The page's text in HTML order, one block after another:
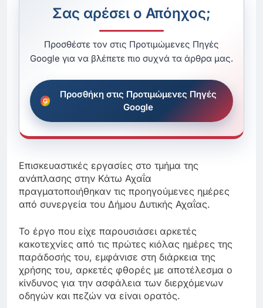
Σας αρέσει ο Απόηχος;
Προσθέστε τον στις Προτιμώμενες Πηγές
Google για να βλέπετε πιο συχνά τα άρθρα μας.
Προσθήκη στις Προτιμώμενες Πηγές
Google
Επισκευαστικές εργασίες στο τμήμα της
ανάπλασης στην Κάτω Αχαΐα
πραγματοποιήθηκαν τις προηγούμενες ημέρες
από συνεργεία του Δήμου Δυτικής Αχαΐας.
Το έργο που είχε παρουσιάσει αρκετές
κακοτεχνίες από τις πρώτες κιόλας ημέρες της
παράδοσής του, εμφάνισε στη διάρκεια της
χρήσης του, αρκετές φθορές με αποτέλεσμα ο
κίνδυνος για την ασφάλεια των διερχόμενων
οδηγών και πεζών να είναι ορατός.